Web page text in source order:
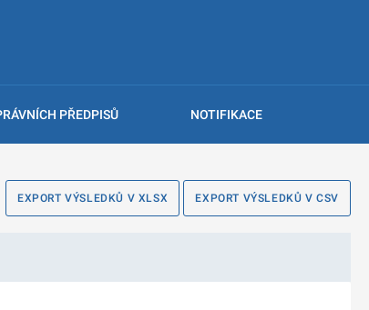
PŘEDPISŮ NOTIFIKACE
EXPORT VÝSLEDKŮ V XLSX EXPORT VÝSLEDKŮ V CSV